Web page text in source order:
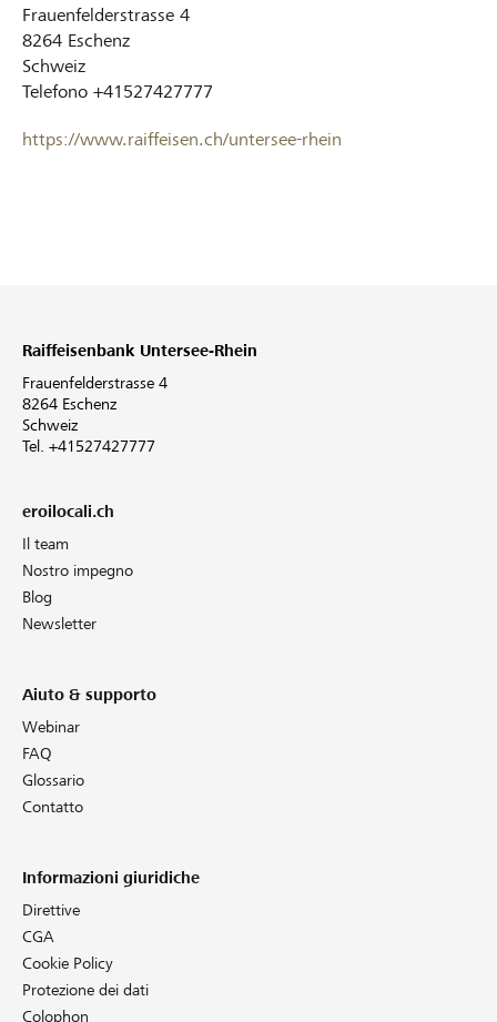
Frauenfelderstrasse 4
8264 Eschenz
Schweiz
Telefono +41527427777
https://www.raiffeisen.ch/untersee-rhein
Raiffeisenbank Untersee-Rhein
Frauenfelderstrasse 4
8264 Eschenz
Schweiz
Tel. +41527427777
eroilocali.ch
Il team
Nostro impegno
Blog
Newsletter
Aiuto & supporto
Webinar
FAQ
Glossario
Contatto
Informazioni giuridiche
Direttive
CGA
Cookie Policy
Protezione dei dati
Colophon